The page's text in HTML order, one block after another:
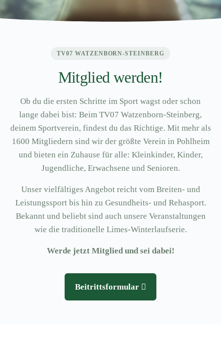
TV07 WATZENBORN-STEINBERG
Mitglied werden!
Ob du die ersten Schritte im Sport wagst oder schon
lange dabei bist: Beim TV07 Watzenborn-Steinberg,
deinem Sportverein, findest du das Richtige. Mit mehr als
1600 Mitgliedern sind wir der größte Verein in Pohlheim
und bieten ein Zuhause für alle: Kleinkinder, Kinder,
Jugendliche, Erwachsene und Senioren.
Unser vielfältiges Angebot reicht vom Breiten- und
Leistungssport bis hin zu Gesundheits- und Rehasport.
Bekannt und beliebt sind auch unsere Veranstaltungen
wie die traditionelle Limes-Winterlaufserie.
Werde jetzt Mitglied und sei dabei!
Beitrittsformular